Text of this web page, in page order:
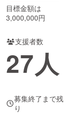
コミュニティ
目標金額は
3,000,000円
支援者数
27人
募集終了まで残
り